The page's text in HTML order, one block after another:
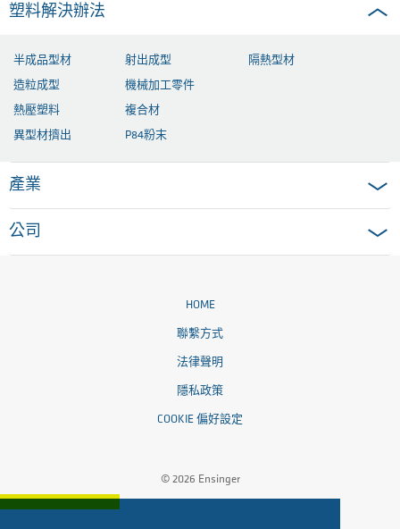
塑料解決辦法
半成品型材
造粒成型
熱壓塑料
異型材擠出
射出成型
機械加工零件
複合材
P84粉末
隔熱型材
產業
公司
HOME
聯繫方式
法律聲明
隱私政策
COOKIE 偏好設定
© 2026 Ensinger